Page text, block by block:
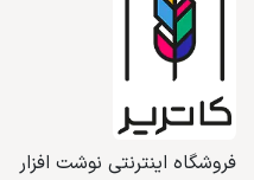
فروشگاه اینترنتی نوشت افزار